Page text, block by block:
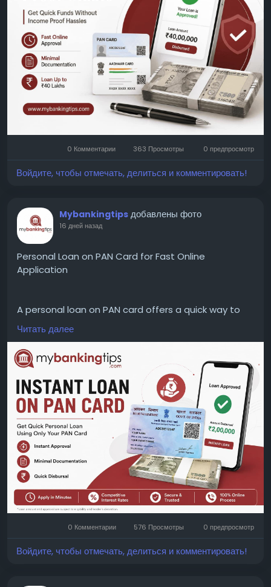
0 Комментарии 363 Просмотры 0 предпросмотр
Войдите, чтобы отмечать, делиться и комментировать!
Mybankingtips добавлены фото
16 дней назад
Personal Loan on PAN Card for Fast Online
Application
A personal loan on PAN card offers a quick way to
apply for funds with basic documentation. Compare
lenders, interest rates, loan tenure, and repayment
options before making a decision. Read all terms
carefully to avoid unexpected charges later.
WEBSITE:https://www.mybankingtips.com/personal-
loan/personal-loan-on-pan-card
Mail: business@mybankingtips.com
Address: Jaipur, Rajasthan, India 302017
Читать далее
0 Комментарии 576 Просмотры 0 предпросмотр
Войдите, чтобы отмечать, делиться и комментировать!